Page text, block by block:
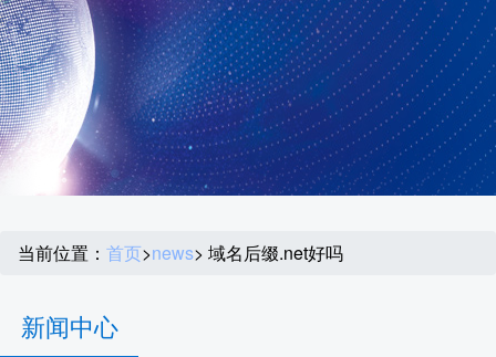
当前位置： 首页>news> 域名后缀.net好吗
新闻中心